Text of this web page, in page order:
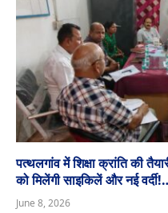
पत्थलगांव में शिक्षा क्रांति की
को मिलेंगी साइकिलें और नई
June 8, 2026